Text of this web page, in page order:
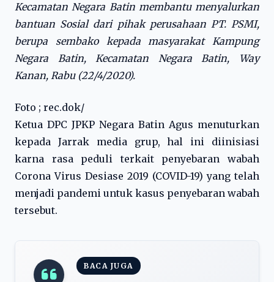
Kecamatan Negara Batin membantu menyalurkan
bantuan Sosial dari pihak perusahaan PT. PSMI,
berupa sembako kepada masyarakat Kampung
Negara Batin, Kecamatan Negara Batin, Way
Kanan, Rabu (22/4/2020).
Foto ; rec.dok/
Ketua DPC JPKP Negara Batin Agus menuturkan
kepada Jarrak media grup, hal ini diinisiasi
karna rasa peduli terkait penyebaran wabah
Corona Virus Desiase 2019 (COVID-19) yang telah
menjadi pandemi untuk kasus penyebaran wabah
tersebut.
BACA JUGA